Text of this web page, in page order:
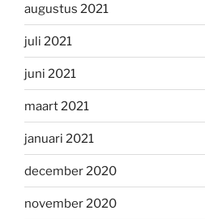
augustus 2021
juli 2021
juni 2021
maart 2021
januari 2021
december 2020
november 2020